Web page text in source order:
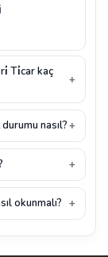
Ti̇car kaç
nasıl?
okunmalı?